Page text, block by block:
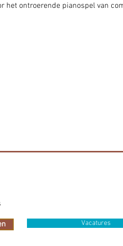
het ontroerende pianospel van
Vacatures